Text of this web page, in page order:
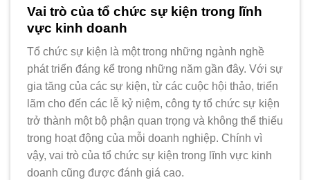
Vai trò của tổ chức sự kiện trong lĩnh
vực kinh doanh
Tổ chức sự kiện là một trong những ngành nghề
phát triển đáng kể trong những năm gần đây. Với sự
gia tăng của các sự kiện, từ các cuộc hội thảo, triển
lãm cho đến các lễ kỷ niệm, công ty tổ chức sự kiện
trở thành một bộ phận quan trọng và không thể thiếu
trong hoạt động của mỗi doanh nghiệp. Chính vì
vậy, vai trò của tổ chức sự kiện trong lĩnh vực kinh
doanh cũng được đánh giá cao.